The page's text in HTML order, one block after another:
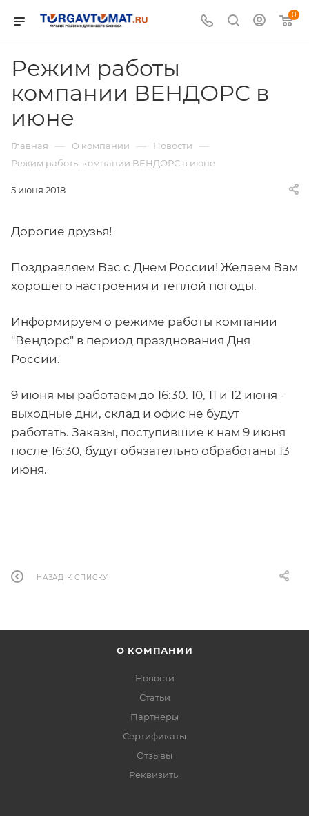
0
Режим работы
компании ВЕНДОРС в
июне
Главная — О компании — Новости —
Режим работы компании ВЕНДОРС в июне
5 июня 2018
Дорогие друзья!
Поздравляем Вас с Днем России! Желаем Вам
хорошего настроения и теплой погоды.
Информируем о режиме работы компании
"Вендорс" в период празднования Дня
России.
9 июня мы работаем до 16:30. 10, 11 и 12 июня -
выходные дни, склад и офис не будут
работать. Заказы, поступившие к нам 9 июня
после 16:30, будут обязательно обработаны 13
июня.
НАЗАД К СПИСКУ
О КОМПАНИИ
Новости
Статьи
Партнеры
Сертификаты
Отзывы
Реквизиты